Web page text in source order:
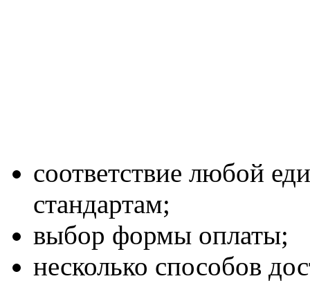
соответствие любой
стандартам;
выбор формы оплаты;
несколько способов